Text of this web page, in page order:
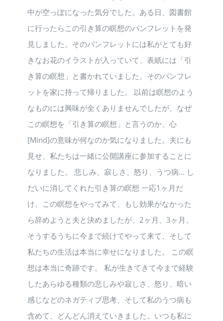
中が空っぽになった気分でした。ある日、図書館
に行ったらこの引き算の瞑想のパンフレットを発
見しました。そのパンフレットには私がとても好
きなお花のイラストが入っていて、表紙には「引
き算の瞑想」と書かれていました。そのパンフレ
ットを家に持って帰りました。 以前は瞑想のよう
なものには興味が全くありませんでしたが、なぜ
この瞑想を「引き算の瞑想」と言うのか、心
[Mind]の意味が何なのか気になりました。夫にも
見せ、私たちは一緒に公開講座に参加することに
なりました。 悲しみ、寂しさ、怒り、うつ病… し
だいに消してくれた引き算の瞑想 一応1ヶ月だ
け、この瞑想をやってみて、もし効果がなかった
ら辞めようと夫と決めましたが、2ヶ月、3ヶ月、
そうするうちに今まで続けてやって来て、そして
私たちの生活は本当に幸せになりました。 この瞑
想は本当に奇跡です。 私が生きてきて今まで経験
したあらゆる種類の悲しみや寂しさ、怒り、暗い
感じなどのネガティブ思考、そして私のうつ病も
含めて、どんどん消えていきました。いつも私に